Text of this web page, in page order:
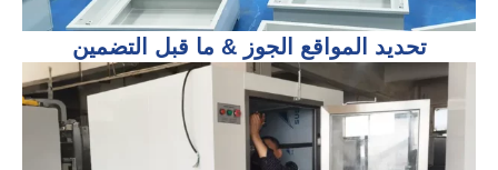
تحديد المواقع الجوز & ما قبل التضمين